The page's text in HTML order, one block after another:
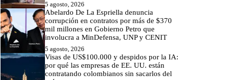
5 agosto, 2026
Abelardo De La Espriella denuncia
corrupción en contratos por más de $370
mil millones en Gobierno Petro que
involucra a MinDefensa, UNP y CENIT
5 agosto, 2026
Visas de US$100.000 y despidos por la IA:
por qué las empresas de EE. UU. están
contratando colombianos sin sacarlos del